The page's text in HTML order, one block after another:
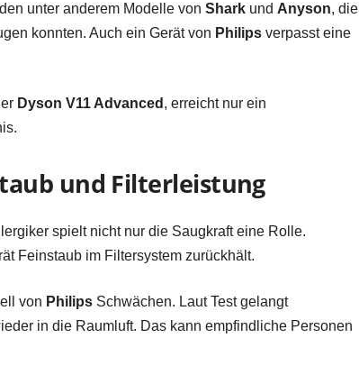
unter anderem Modelle von Sharkund Anyson, die
konnten. Auch ein Gerät von Philipsverpasst eine
Dyson V11 Advanced , erreicht nur ein
und Filterleistung
spielt nicht nur die Saugkraft eine Rolle.
Feinstaub im Filtersystem zurückhält.
von PhilipsSchwächen. Laut Test gelangt
in die Raumluft. Das kann empfindliche Personen